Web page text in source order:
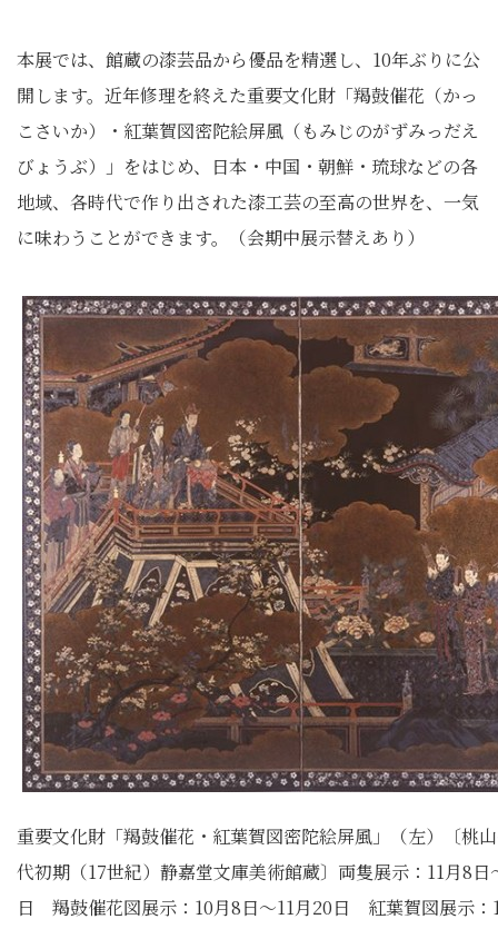
本展では、館蔵の漆芸品から優品を精選し、10年ぶりに公
開します。近年修理を終えた重要文化財「羯鼓催花（かっ
こさいか）・紅葉賀図密陀絵屏風（もみじのがずみっだえ
びょうぶ）」をはじめ、日本・中国・朝鮮・琉球などの各
地域、各時代で作り出された漆工芸の至高の世界を、一気
に味わうことができます。（会期中展示替えあり）
重要文化財「羯鼓催花・紅葉賀図密陀絵屏風」（左）〔桃
代初期（17世紀）静嘉堂文庫美術館蔵〕両隻展示：11月8日
日 羯鼓催花図展示：10月8日～11月20日 紅葉賀図展示：